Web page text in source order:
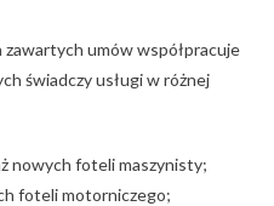
umów współpracuje
świadczy usługi w różnej
nowych foteli maszynisty;
foteli motorniczego;